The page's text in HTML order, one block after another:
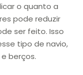
o quanto a
pode reduzir
ser feito. Isso
tipo de navio,
berços.